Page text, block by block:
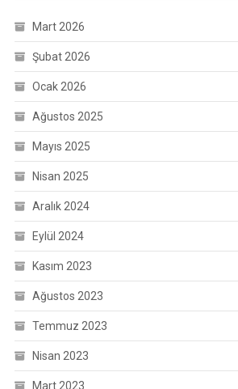
Mart 2026
Şubat 2026
Ocak 2026
Ağustos 2025
Mayıs 2025
Nisan 2025
Aralık 2024
Eylül 2024
Kasım 2023
Ağustos 2023
Temmuz 2023
Nisan 2023
Mart 2023